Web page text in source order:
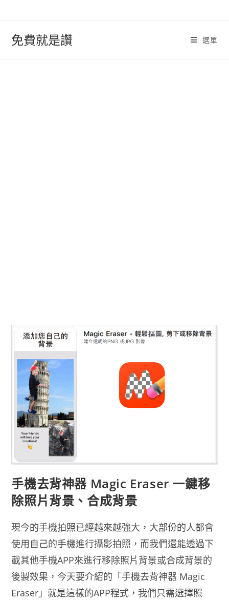
免費就是讚 選單
手機去背神器 Magic Eraser 一鍵移
除照片背景、合成背景
現今的手機拍照已經越來越強大，大部份的人都會
使用自己的手機進行攝影拍照，而我們還能透過下
載其他手機APP來進行移除照片背景或合成背景的
後製效果，今天要介紹的「手機去背神器 Magic
Eraser」就是這樣的APP程式，我們只需選擇照